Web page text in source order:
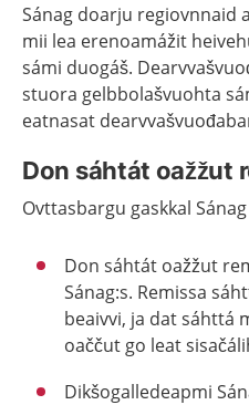
Sánag doarju regiovnnaid
mii lea erenoamážit
sámi duogáš.
stuora gelbbolašvuohta
eatnasat
Don sáhtát oažžut
Ovttasbargu gaskkal
Don sáhtát oažžut
Sánag:s. Remissa
beaivvi, ja dat sáhttá
oaččut go leat
Dikšogalledeapmi